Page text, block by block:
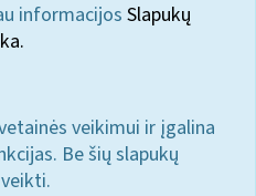
informacijos Slapukų
veikimui ir įgalina
Be šių slapukų